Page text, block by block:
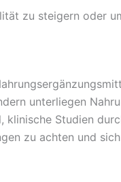
zu steigern oder
unterliegen
Studien
zu achten und